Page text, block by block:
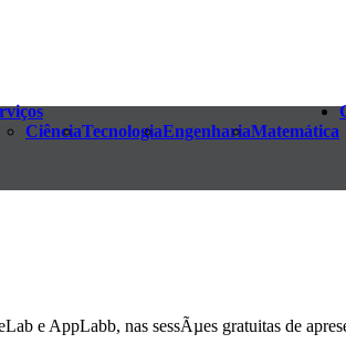
CiênciaTecnologiaEngenhariaMatemática
e AppLabb, nas sessÃµes gratuitas de